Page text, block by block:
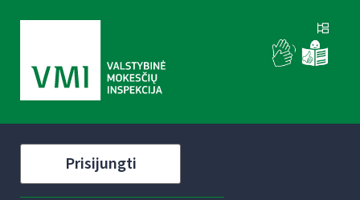
Prisijungti